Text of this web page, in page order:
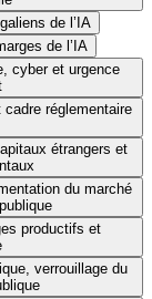
de l’IA
de l’IA
cyber et urgence
réglementaire
étrangers et
du marché
productifs et
verrouillage du